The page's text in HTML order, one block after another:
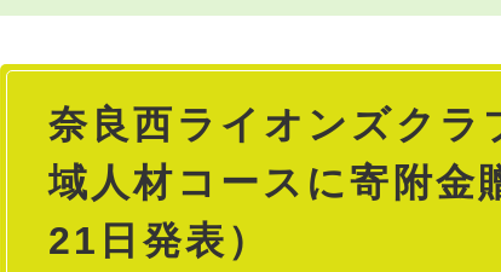
本
奈良西ライオンズクラ
域人材コースに寄附金
21日発表）